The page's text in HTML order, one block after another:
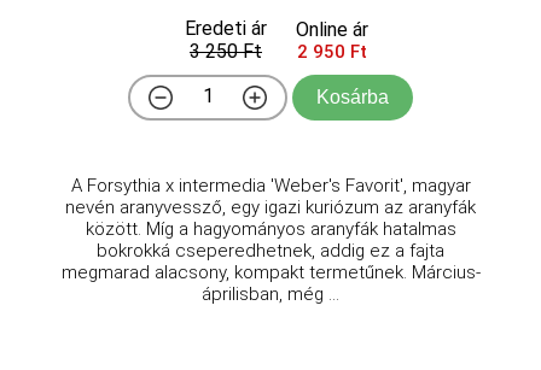
Eredeti ár
3 250 Ft
Online ár
2 950 Ft
Kosárba
A Forsythia x intermedia 'Weber's Favorit', magyar
nevén aranyvessző, egy igazi kuriózum az aranyfák
között. Míg a hagyományos aranyfák hatalmas
bokrokká cseperedhetnek, addig ez a fajta
megmarad alacsony, kompakt termetűnek. Március-
áprilisban, még ...